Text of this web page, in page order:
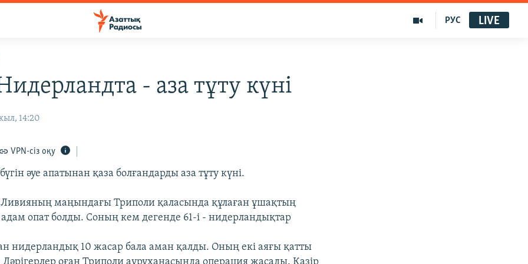
РУС LIVE
- аза тұту күні
14:20
VPN-сіз оқу
әуе апатынан қаза болғандарды аза тұту күні.
Ливияның маңындағы Триполи қаласында құлаған ұшақтың
опат болды. Соның кем дегенде 61-і - нидерландықтар
нидерландық 10 жасар бала аман қалды. Оның екі аяғы қатты